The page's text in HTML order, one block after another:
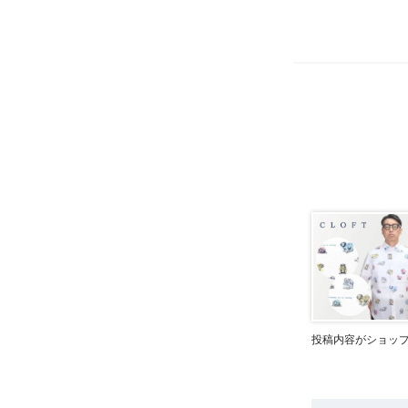
投稿内容がショッ